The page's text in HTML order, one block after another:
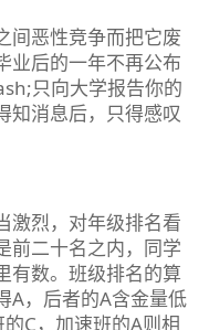
恶性竞争而把它废
业后的一年不再公布
只向大学报告你的
知消息后，只得感叹
烈，对年级排名看
前二十名之内，同学
有数。班级排名的算
A，后者的A含金量低
的C，加速班的A则相